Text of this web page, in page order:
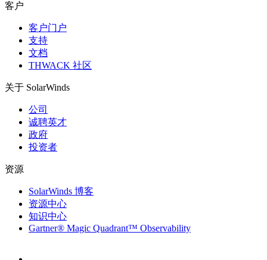
客户
客户门户
支持
文档
THWACK 社区
关于 SolarWinds
公司
诚聘英才
政府
投资者
资源
SolarWinds 博客
资源中心
知识中心
Gartner® Magic Quadrant™ Observability